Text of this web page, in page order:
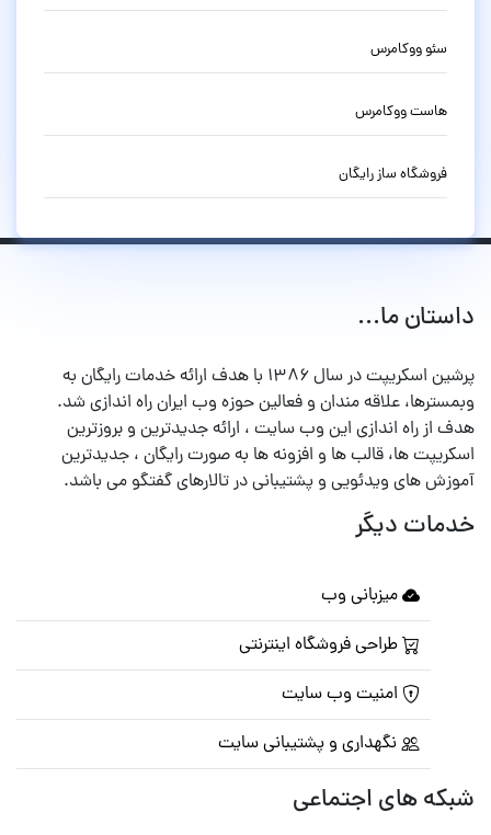
سئو ووکامرس
هاست ووکامرس
فروشگاه ساز رایگان
داستان ما...
پرشین اسکریپت در سال ۱۳۸۶ با هدف ارائه خدمات رایگان به
وبمسترها، علاقه مندان و فعالین حوزه وب ایران راه اندازی شد.
هدف از راه اندازی این وب سایت ، ارائه جدیدترین و بروزترین
اسکریپت ها، قالب ها و افزونه ها به صورت رایگان ، جدیدترین
آموزش های ویدئویی و پشتیبانی در تالارهای گفتگو می باشد.
خدمات دیگر
میزبانی وب
طراحی فروشگاه اینترنتی
امنیت وب سایت
نگهداری و پشتیبانی سایت
شبکه های اجتماعی